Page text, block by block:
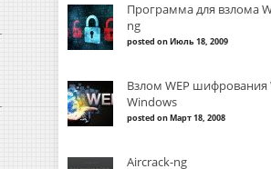
Программа для взлома
ng
posted on Июль 18, 2009
Взлом WEP шифрования
Windows
posted on Март 18, 2008
Aircrack-ng